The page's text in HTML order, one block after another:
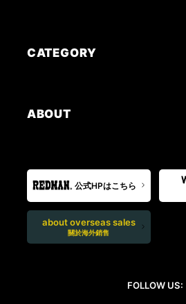
CATEGORY
ABOUT
公式HPはこちら
about overseas sales
關於海外銷售
FOLLOW US: